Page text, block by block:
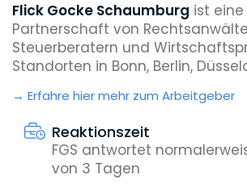
Flick Gocke Schaumburg ist
Partnerschaft von
Steuerberatern und
Standorten in Bonn, Berlin,
Erfahre hier mehr zum Arbeitgeber
Reaktionszeit
FGS antwortet
von 3 Tagen